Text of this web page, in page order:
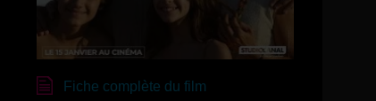
Fiche complète du film